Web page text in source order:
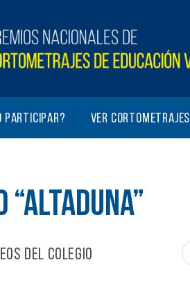
participar? Ver cortometrajes
“ALTADUNA”
del colegio